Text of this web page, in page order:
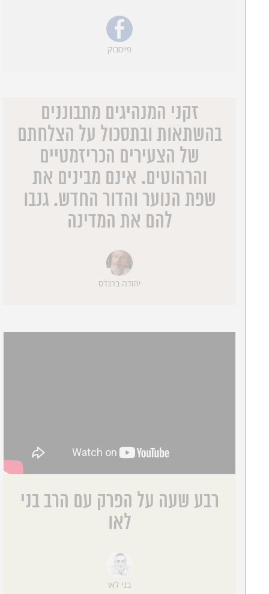
פייסבוק
זקני המנהיגים מתבוננים
בהשתאות ובתסכול על הצלחתם
של הצעירים הכריזמטיים
והרהוטים. אינם מבינים את
שפת הנוער והדור החדש. גנבו
להם את המדינה
יהודה ברנדס
רבע שעה על הפרק עם הרב בני
לאו
בני לאו